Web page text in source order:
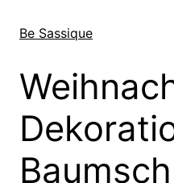
zum
wechseln
Be Sassique